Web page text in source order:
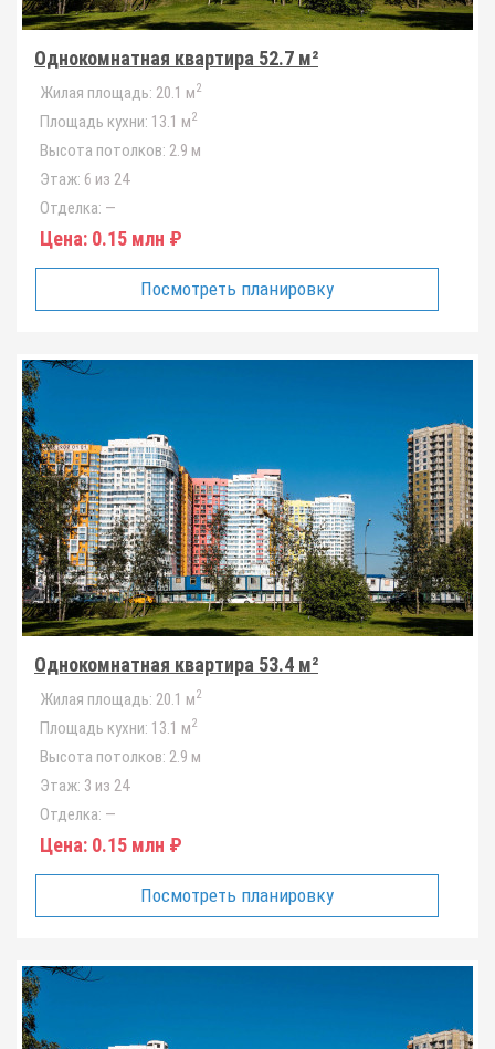
Однокомнатная квартира 52.7 м²
Жилая площадь: 20.1 м2
Площадь кухни: 13.1 м2
Высота потолков: 2.9 м
Этаж: 6 из 24
Отделка: —
Цена: 0.15 млн ₽
Посмотреть планировку
Однокомнатная квартира 53.4 м²
Жилая площадь: 20.1 м2
Площадь кухни: 13.1 м2
Высота потолков: 2.9 м
Этаж: 3 из 24
Отделка: —
Цена: 0.15 млн ₽
Посмотреть планировку